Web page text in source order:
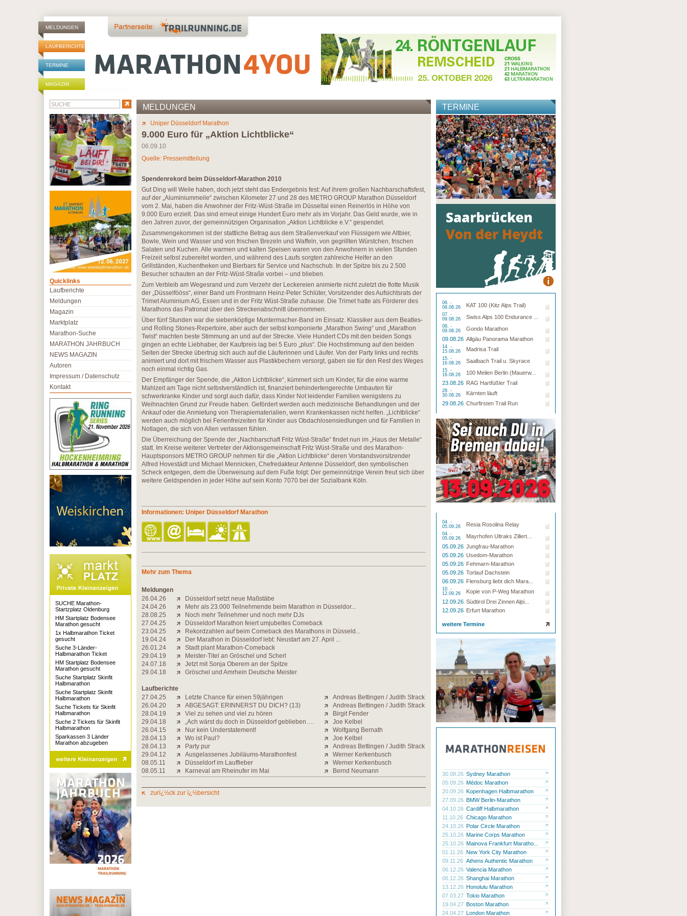
MELDUNGEN
LAUFBERICHTE
TERMINE
MAGAZIN
MELDUNGEN
Uniper Düsseldorf Marathon
9.000 Euro für „Aktion Lichtblicke“
06.09.10
Quelle: Pressemitteilung
Spendenrekord beim Düsseldorf-Marathon 2010
Gut Ding will Weile haben, doch jetzt steht das Endergebnis fest: Auf ihrem großen Nachbarschaftsfest,
auf der „Aluminiummeile“ zwischen Kilometer 27 und 28 des METRO GROUP Marathon Düsseldorf
vom 2. Mai, haben die Anwohner der Fritz-Wüst-Straße im Düsseltal einen Reinerlös in Höhe von
9.000 Euro erzielt. Das sind erneut einige Hundert Euro mehr als im Vorjahr. Das Geld wurde, wie in
den Jahren zuvor, der gemeinnützigen Organisation „Aktion Lichtblicke e.V.“ gespendet.
Zusammengekommen ist der stattliche Betrag aus dem Straßenverkauf von Flüssigem wie Altbier,
Bowle, Wein und Wasser und von frischen Brezeln und Waffeln, von gegrillten Würstchen, frischen
Salaten und Kuchen. Alle warmen und kalten Speisen waren von den Anwohnern in vielen Stunden
Freizeit selbst zubereitet worden, und während des Laufs sorgten zahlreiche Helfer an den
Grillständen, Kuchentheken und Bierbars für Service und Nachschub. In der Spitze bis zu 2.500
Besucher schauten an der Fritz-Wüst-Straße vorbei – und blieben.
Zum Verbleib am Wegesrand und zum Verzehr der Leckereien animierte nicht zuletzt die flotte Musik
der „Düsselfööss“, einer Band um Frontmann Heinz-Peter Schlüter, Vorsitzender des Aufsichtsrats der
Trimet Aluminium AG, Essen und in der Fritz Wüst-Straße zuhause. Die Trimet hatte als Förderer des
Marathons das Patronat über den Streckenabschnitt übernommen.
Über fünf Stunden war die siebenköpfige Muntermacher-Band im Einsatz. Klassiker aus dem Beatles-
und Rolling Stones-Repertoire, aber auch der selbst komponierte „Marathon Swing“ und „Marathon
Twist“ machten beste Stimmung an und auf der Strecke. Viele Hundert CDs mit den beiden Songs
gingen an echte Liebhaber, der Kaufpreis lag bei 5 Euro „plus“. Die Hochstimmung auf den beiden
Seiten der Strecke übertrug sich auch auf die Läuferinnen und Läufer. Von der Party links und rechts
animiert und dort mit frischem Wasser aus Plastikbechern versorgt, gaben sie für den Rest des Weges
noch einmal richtig Gas.
Der Empfänger der Spende, die „Aktion Lichtblicke“, kümmert sich um Kinder, für die eine warme
Mahlzeit am Tage nicht selbstverständlich ist, finanziert behindertengerechte Umbauten für
schwerkranke Kinder und sorgt auch dafür, dass Kinder Not leidender Familien wenigstens zu
Weihnachten Grund zur Freude haben. Gefördert werden auch medizinische Behandlungen und der
Ankauf oder die Anmietung von Therapiematerialien, wenn Krankenkassen nicht helfen. „Lichtblicke“
werden auch möglich bei Ferienfreizeiten für Kinder aus Obdachlosensiedlungen und für Familien in
Notlagen, die sich von Allen verlassen fühlen.
Die Überreichung der Spende der „Nachbarschaft Fritz Wüst-Straße“ findet nun im „Haus der Metalle“
statt. Im Kreise weiterer Vertreter der Aktionsgemeinschaft Fritz Wüst-Straße und des Marathon-
Hauptsponsors METRO GROUP nehmen für die „Aktion Lichtblicke“ deren Vorstandsvorsitzender
Alfred Hovestädt und Michael Mennicken, Chefredakteur Antenne Düsseldorf, den symbolischen
Scheck entgegen, dem die Überweisung auf dem Fuße folgt: Der gemeinnützige Verein freut sich über
weitere Geldspenden in jeder Höhe auf sein Konto 7070 bei der Sozialbank Köln.
Informationen: Uniper Düsseldorf Marathon
Mehr zum Thema
Meldungen
26.04.26
Düsseldorf setzt neue Maßstäbe
24.04.26
Mehr als 23.000 Teilnehmende beim Marathon in Düsseldor...
28.08.25
Noch mehr Teilnehmer und noch mehr DJs
27.04.25
Düsseldorf Marathon feiert umjubeltes Comeback
23.04.25
Rekordzahlen auf beim Comeback des Marathons in Düsseld...
19.04.24
Der Marathon in Düsseldorf lebt: Neustart am 27. April ...
26.01.24
Stadt plant Marathon-Comeback
29.04.19
Meister-Titel an Gröschel und Scherl
24.07.18
Jetzt mit Sonja Oberem an der Spitze
29.04.18
Gröschel und Amrhein Deutsche Meister
Laufberichte
27.04.25
Letzte Chance für einen 59jährigen
Andreas Bettingen / Judith Strack
26.04.20
ABGESAGT: ERINNERST DU DICH? (13)
Andreas Bettingen / Judith Strack
28.04.19
Viel zu sehen und viel zu hören
Birgit Fender
29.04.18
„Ach wärst du doch in Düsseldorf geblieben….
Joe Kelbel
26.04.15
Nur kein Understatement!
Wolfgang Bernath
28.04.13
Wo ist Paul?
Joe Kelbel
28.04.13
Party pur
Andreas Bettingen / Judith Strack
29.04.12
Ausgelassenes Jubiläums-Marathonfest
Werner Kerkenbusch
08.05.11
Düsseldorf im Lauffieber
Werner Kerkenbusch
08.05.11
Karneval am Rheinufer im Mai Bernd Neumann
zurï¿½ck zur ï¿½bersicht
TERMINE
06. -
08.08.26
KAT 100 (Kitz Alps Trail)
07. -
09.08.26
Swiss Alps 100 Endurance ...
08. -
09.08.26
Gondo Marathon
09.08.26 Allgäu Panorama Marathon
14. -
15.08.26
Madrisa Trail
15. -
16.08.26
Saalbach Trail u. Skyrace
15. -
16.08.26
100 Meilen Berlin (Mauerw...
23.08.26 RAG Hartfüßler Trail
28. -
30.08.26
Kärnten läuft
29.08.26 Churfirsten Trail Run
04. -
05.09.26
Resia Rosolina Relay
04. -
05.09.26
Mayrhofen Ultraks Zillert...
05.09.26 Jungfrau-Marathon
05.09.26 Usedom-Marathon
05.09.26 Fehmarn-Marathon
05.09.26 Torlauf Dachstein
06.09.26 Flensburg liebt dich Mara...
10. -
12.09.26
Kopie von P-Weg Marathon
12.09.26 Südtirol Drei Zinnen Alpi...
12.09.26 Erfurt Marathon
weitere Termine
30.08.26 Sydney Marathon
05.09.26 Médoc Marathon
20.09.26 Kopenhagen Halbmarathon
27.09.26 BMW Berlin-Marathon
04.10.26 Cardiff Halbmarathon
11.10.26 Chicago Marathon
24.10.26 Polar Circle Marathon
25.10.26 Marine Corps Marathon
25.10.26 Mainova Frankfurt Maratho...
01.11.26 New York City Marathon
09.11.26 Athens Authentic Marathon
06.12.26 Valencia Marathon
06.12.26 Shanghai Marathon
13.12.26 Honolulu Marathon
07.03.27 Tokio Marathon
19.04.27 Boston Marathon
24.04.27 London Marathon
Quicklinks
Laufberichte
Meldungen
Magazin
Marktplatz
Marathon-Suche
MARATHON JAHRBUCH
NEWS MAGAZIN
Autoren
Impressum / Datenschutz
Kontakt
SUCHE Marathon-
Startzplatz Oldenburg
HM Startplatz Bodensee
Marathon gesucht
1x Halbmarathon Ticket
gesucht
Suche 3-Länder-
Halbmarathon Ticket
HM Startplatz Bodensee
Marathon gesucht
Suche Startplatz Skinfit
Halbmarathon
Suche Startplatz Skinfit
Halbmarathon
Suche Tickets für Skinfit
Halbmarathon
Suche 2 Tickets für Skinfit
Halbmarathon
Sparkassen 3 Länder
Marathon abzugeben